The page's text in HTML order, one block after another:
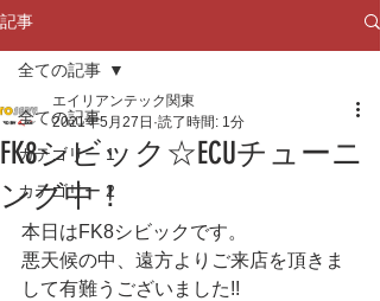
記事
全ての記事
カテゴリー 1
カテゴリー 2
全ての記事
FK8シビック☆ECUチューニ
ング中！
エイリアンテック関東
2021年5月27日 読了時間: 1分
本日はFK8シビックです。
悪天候の中、遠方よりご来店を頂きま
して有難うございました!!